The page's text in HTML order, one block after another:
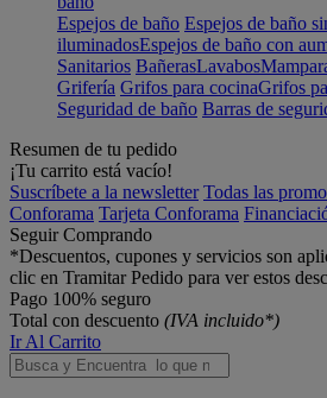
Espejos de baño Espejos de baño
iluminadosEspejos de baño con
Sanitarios BañerasLavabos
Grifería Grifos para cocinaGrifos
Seguridad de baño Barras de
Resumen de tu pedido
¡Tu carrito está vacío!
Suscríbete a la newsletter Todas las
Conforama Tarjeta Conforama
Seguir Comprando
*Descuentos, cupones y servicios son
clic en Tramitar Pedido para ver estos
Pago 100% seguro
Total con descuento (IVA incluido*)
Ir Al Carrito